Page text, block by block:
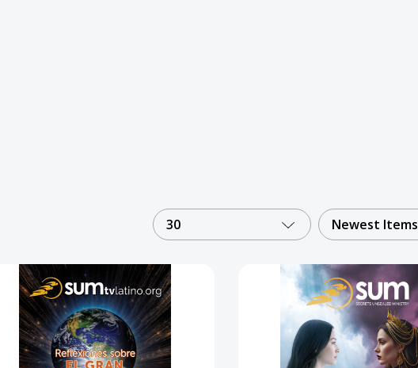
30 Newest Items